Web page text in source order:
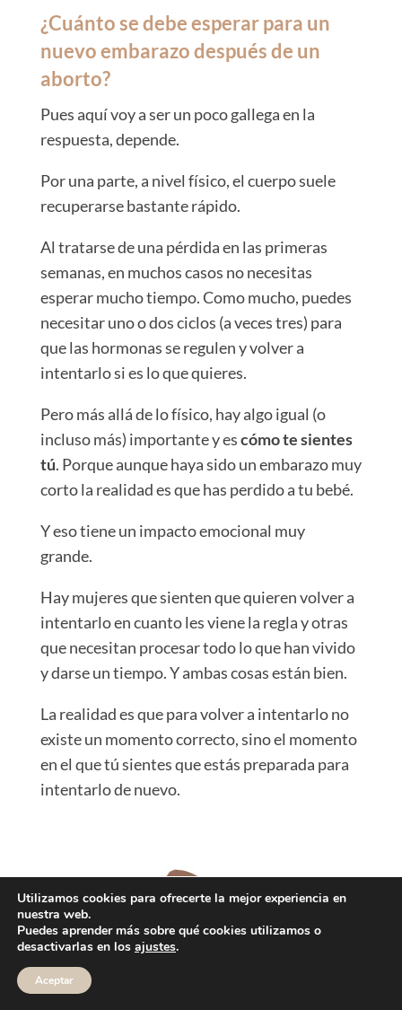
¿Cuánto se debe esperar para un
nuevo embarazo después de un
aborto?
Pues aquí voy a ser un poco gallega en la
respuesta, depende.
Por una parte, a nivel físico, el cuerpo suele
recuperarse bastante rápido.
Al tratarse de una pérdida en las primeras
semanas, en muchos casos no necesitas
esperar mucho tiempo. Como mucho, puedes
necesitar uno o dos ciclos (a veces tres) para
que las hormonas se regulen y volver a
intentarlo si es lo que quieres.
Pero más allá de lo físico, hay algo igual (o
incluso más) importante y escómo te sientes
tú. Porque aunque haya sido un embarazo muy
corto la realidad es que has perdido a tu bebé.
Y eso tiene un impacto emocional muy
grande.
Hay mujeres que sienten que quieren volver a
intentarlo en cuanto les viene la regla y otras
que necesitan procesar todo lo que han vivido
y darse un tiempo. Y ambas cosas están bien.
La realidad es que para volver a intentarlo no
existe un momento correcto, sino el momento
en el que tú sientes que estás preparada para
intentarlo de nuevo.
Utilizamos cookies para ofrecerte la mejor experiencia en
nuestra web.
Puedes aprender más sobre qué cookies utilizamos o
desactivarlas en los ajustes.
Aceptar